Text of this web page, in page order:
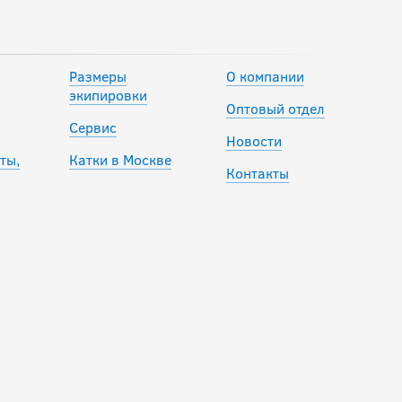
12 990руб.
Клюшка BAUER
S23 X SERIES SR
Размеры
экипировки
Сервис
Катки в Москве
О компании
Оптовый отдел
Новости
Контакты